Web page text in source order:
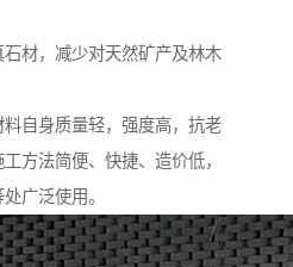
材，减少对天然矿产及林木
料自身质量轻，强度高，抗老
方法简便、快捷、造价低，
广泛使用。